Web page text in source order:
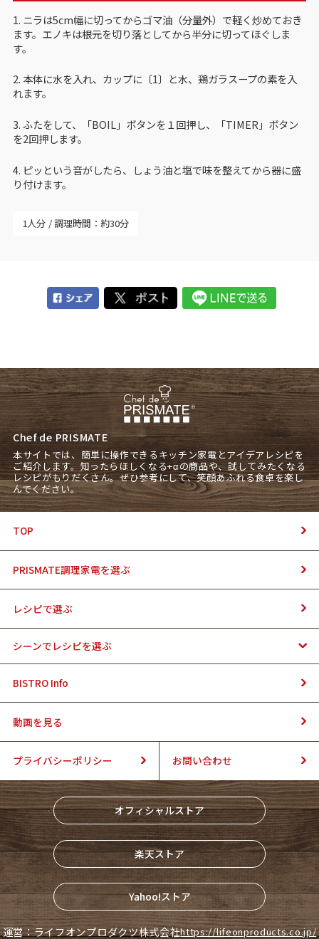
1. ニラは5cm幅に切ってからゴマ油（分量外）で軽く炒めておき
ます。エノキは根元を切り落としてから半分に切ってほぐしま
す。
2. 本体に水を入れ、カップに〔1〕と水、鶏ガラスープの素を入
れます。
3. ふたをして、「BOIL」ボタンを１回押し、「TIMER」ボタン
を2回押します。
4. ピッという音がしたら、しょう油と塩で味を整えてから器に盛
り付けます。
1人分 調理時間：約30分
Chef de PRISMATE
本サイトでは、簡単に操作できるキッチン家電とアイデアレシピを
ご紹介します。知ったらほしくなる+αの商品や、試してみたくなる
レシピがもりだくさん。ぜひ参考にして、笑顔あふれる食卓を楽し
んでください。
TOP
PRISMATE調理家電を選ぶ
レシピで選ぶ
シーンでレシピを選ぶ
BISTRO Info
動画を見る
プライバシーポリシー お問い合わせ
オフィシャルストア
楽天ストア
Yahoo!ストア
運営：ライフオンプロダクツ株式会社https://lifeonproducts.co.jp/